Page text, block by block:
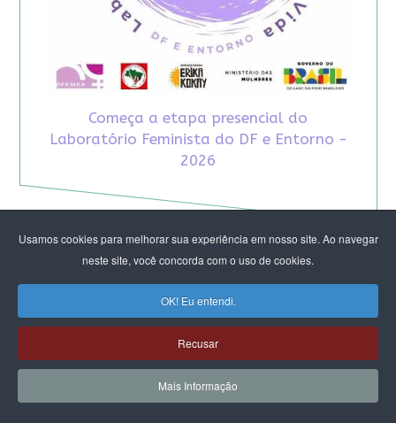
Usamos cookies para melhorar sua experiência em nosso site. Ao navegar
neste site, você concorda com o uso de cookies.
OK! Eu entendi.
Recusar
Mais Informação
Começa a etapa presencial do
Laboratório Feminista do DF e Entorno -
2026